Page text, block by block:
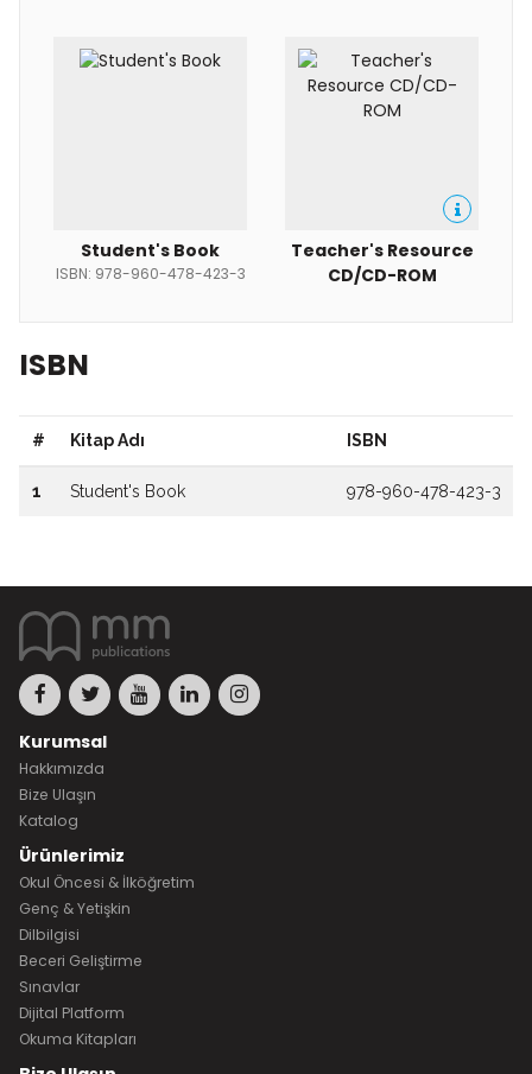
Student's Book
ISBN: 978-960-478-423-3
Teacher's Resource
CD/CD-ROM
ISBN
# Kitap Adı ISBN
1 Student's Book 978-960-478-423-3
Kurumsal
Hakkımızda
Bize Ulaşın
Katalog
Ürünlerimiz
Okul Öncesi & İlköğretim
Genç & Yetişkin
Dilbilgisi
Beceri Geliştirme
Sınavlar
Dijital Platform
Okuma Kitapları